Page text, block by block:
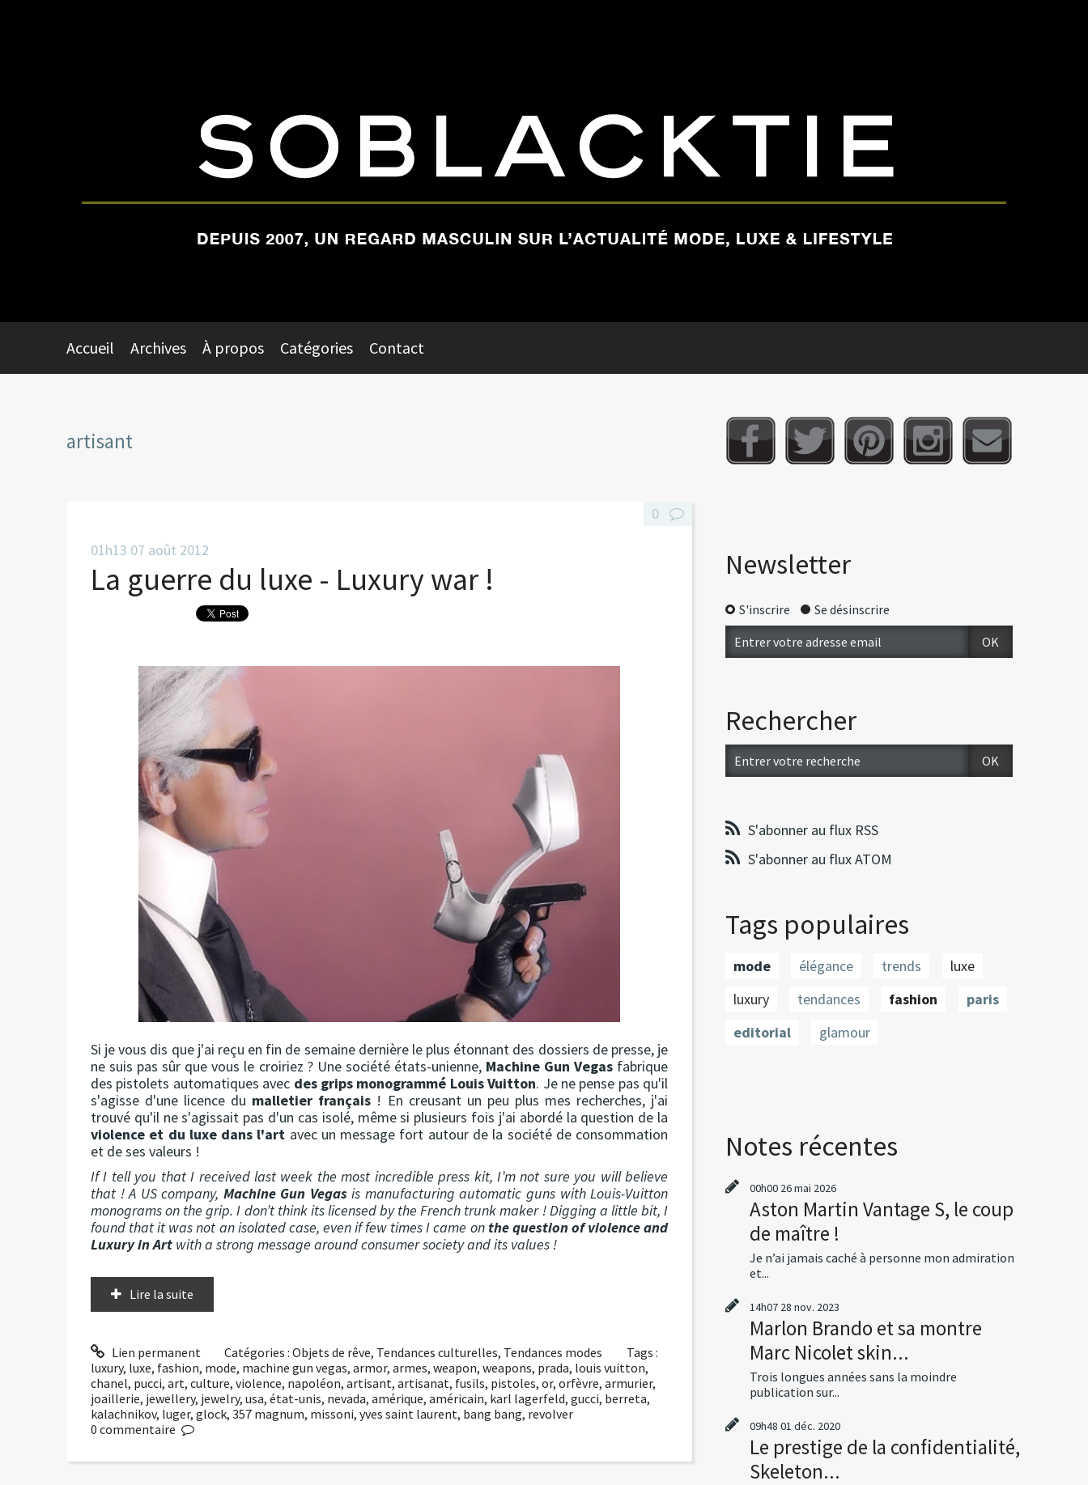
Accueil Archives À propos Catégories Contact
artisant
01h13 07 août 2012
La guerre du luxe - Luxury war !
Si je vous dis que j'ai reçu en fin de semaine dernière le plus étonnant des dossiers de presse, je
ne suis pas sûr que vous le croiriez ? Une société états-unienne, Machine Gun Vegas fabrique
des pistolets automatiques avec des grips monogrammé Louis Vuitton. Je ne pense pas qu'il
s'agisse d'une licence du malletier français ! En creusant un peu plus mes recherches, j'ai
trouvé qu'il ne s'agissait pas d'un cas isolé, même si plusieurs fois j'ai abordé la question de la
violence et du luxe dans l'art avec un message fort autour de la société de consommation
et de ses valeurs !
If I tell you that I received last week the most incredible press kit, I’m not sure you will believe
that ! A US company, Machine Gun Vegasis manufacturing automatic guns with Louis-Vuitton
monograms on the grip. I don’t think its licensed by the French trunk maker ! Digging a little bit, I
found that it was not an isolated case, even if few times I came on the question of violence and
Luxury in Art with a strong message around consumer society and its values !
Lire la suite
Lien permanent Catégories :Objets de rêve, Tendances culturelles, Tendances modes
Tags :
luxury, luxe, fashion, mode, machine gun vegas, armor, armes, weapon, weapons, prada, louis vuitton,
chanel, pucci, art, culture, violence, napoléon, artisant, artisanat, fusils, pistoles, or, orfèvre, armurier,
joaillerie, jewellery, jewelry, usa, état-unis, nevada, amérique, américain, karl lagerfeld, gucci, berreta,
kalachnikov, luger, glock, 357 magnum, missoni, yves saint laurent, bang bang, revolver
0
0 commentaire
Newsletter
S'inscrire Se désinscrire
Rechercher
S'abonner au flux RSS
S'abonner au flux ATOM
Tags populaires
mode élégance trends
luxe
luxury
tendances fashion
paris
editorial
glamour
Notes récentes
00h00 26mai 2026
Aston Martin Vantage S, le coup
de maître !
Je n’ai jamais caché à personne mon admiration
et...
14h07 28 nov. 2023
Marlon Brando et sa montre
Marc Nicolet skin...
Trois longues années sans la moindre
publication sur...
09h48 01 déc. 2020
Le prestige de la confidentialité,
Skeleton...